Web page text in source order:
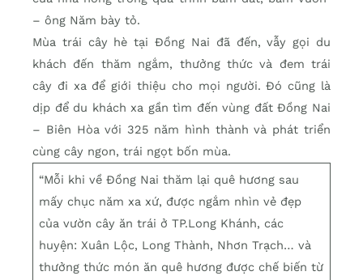
– ông Năm bày tỏ.
Mùa trái cây hè tại Đồng Nai đã đến, vẫy gọi du
khách đến thăm ngắm, thưởng thức và đem trái
cây đi xa để giới thiệu cho mọi người. Đó cũng là
dịp để du khách xa gần tìm đến vùng đất Đồng Nai
– Biên Hòa với 325 năm hình thành và phát triển
cùng cây ngon, trái ngọt bốn mùa.
“Mỗi khi về Đồng Nai thăm lại quê hương sau
mấy chục năm xa xứ, được ngắm nhìn vẻ đẹp
của vườn cây ăn trái ở TP.Long Khánh, các
huyện: Xuân Lộc, Long Thành, Nhơn Trạch… và
thưởng thức món ăn quê hương được chế biến từ